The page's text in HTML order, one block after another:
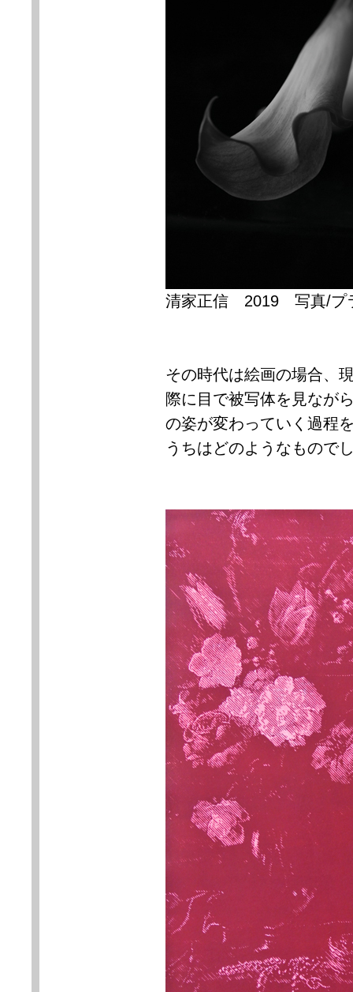
清家正信 2019 写真/プ
その時代は絵画の場合、
際に目で被写体を見なが
の姿が変わっていく過程
うちはどのようなもので